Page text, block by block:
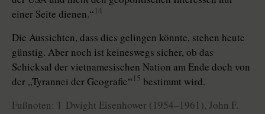
einer Seite dienen.“ 14
Die Aussichten, dass dies gelingen könnte, stehen heute
günstig. Aber noch ist keineswegs sicher, ob das
Schicksal der vietnamesischen Nation am Ende doch von
der „Tyrannei der Geografie“ 15 bestimmt wird.
Fußnoten: 1 Dwight Eisenhower (1954–1961), John F.